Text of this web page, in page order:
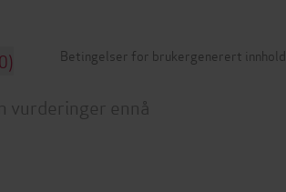
Betingelser for brukergenerert innhold
vurderinger ennå